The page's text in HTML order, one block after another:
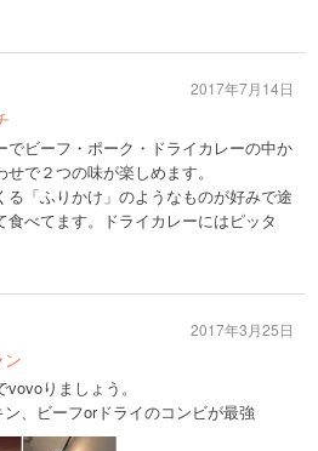
でビーフ・ポーク・ドライカレーの中か
で２つの味が楽しめます。
る「ふりかけ」のようなものが好みで途
べてます。ドライカレーにはピッタ
2017年7月14日
りましょう。
、ビーフorドライのコンビが最強
2017年3月25日